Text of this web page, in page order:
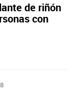
de riñón
con